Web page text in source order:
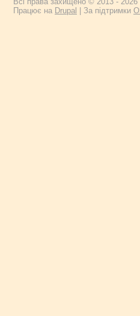
Працює на Drupal | За підтримки